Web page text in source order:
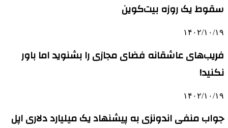
سقوط یک روزه بیت‌کوین
۱۴۰۲/۱۰/۱۹
فریب‌های عاشقانه فضای مجازی را بشنوید اما باور
نکنید!
۱۴۰۲/۱۰/۱۹
جواب منفی اندونزی به پیشنهاد یک میلیارد دلاری اپل